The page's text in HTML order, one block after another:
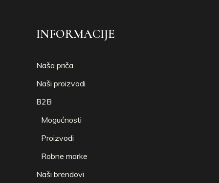
INFORMACIJE
Naša priča
Naši proizvodi
B2B
Mogućnosti
Proizvodi
Robne marke
Naši brendovi